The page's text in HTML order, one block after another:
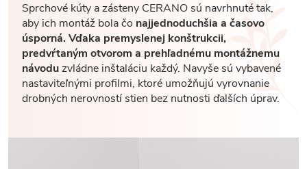
Sprchové kúty a zásteny CERANO sú navrhnuté tak,
aby ich montáž bola čo najjednoduchšia a časovo
úsporná. Vďaka premyslenej konštrukcii,
predvŕtaným otvorom a prehľadnému montážnemu
návoduzvládne inštaláciu každý. Navyše sú vybavené
nastaviteľnými profilmi, ktoré umožňujú vyrovnanie
drobných nerovností stien bez nutnosti ďalších úprav.